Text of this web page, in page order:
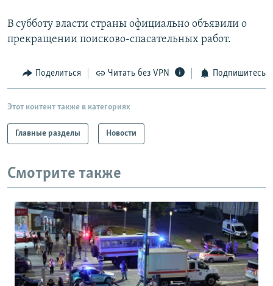
В субботу власти страны официально объявили о
прекращении поисково-спасательных работ.
Поделиться Читать без VPN Подпишитесь
Этот контент также в категориях
Главные разделы Новости
Смотрите также